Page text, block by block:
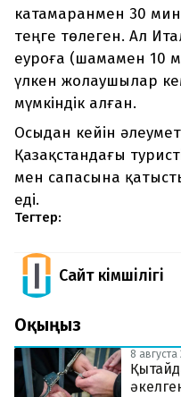
катамаранмен 30
теңге төлеген. Ал
еуроға (шамамен 10
үлкен жолаушылар
мүмкіндік алған.
Осыдан кейін
Қазақстандағы
мен сапасына
еді.
Тегтер:
Сайт Әкімшілігі
Оқыңыз
8 августа